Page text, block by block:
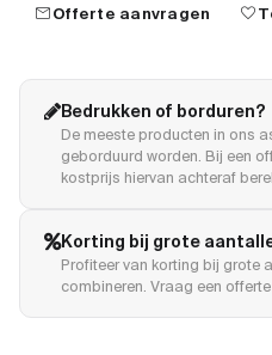
mailOfferte aanvragen favorite
Bedrukken of borduren?
De meeste producten in ons
geborduurd worden. Bij een
kostprijs hiervan achteraf
Korting bij grote
Profiteer van korting bij grote
combineren. Vraag een